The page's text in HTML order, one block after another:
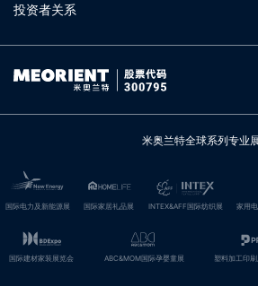
投资者关系
米奥兰特全球系列专业
国际电力及新能源展 国际家居礼品展 INTEX&AFF国际纺织展 家用
国际建材家装展览会 ABC&MOM国际孕婴童展 塑料加工印